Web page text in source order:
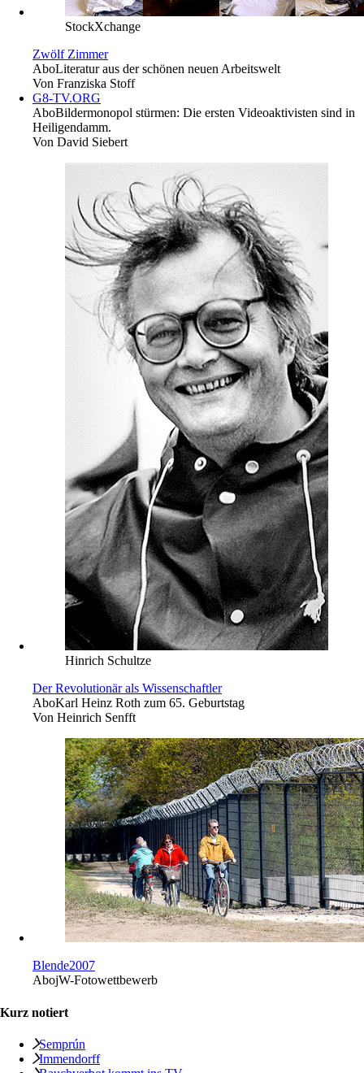
StockXchange
Zwölf Zimmer
AboLiteratur aus der schönen neuen Arbeitswelt
Von Franziska Stoff
G8-TV.ORG
AboBildermonopol stürmen: Die ersten Videoaktivisten sind in
Heiligendamm.
Von David Siebert
Hinrich Schultze
Der Revolutionär als Wissenschaftler
AboKarl Heinz Roth zum 65. Geburtstag
Von Heinrich Senfft
Blende2007
AbojW-Fotowettbewerb
Kurz notiert
Semprún
Immendorff